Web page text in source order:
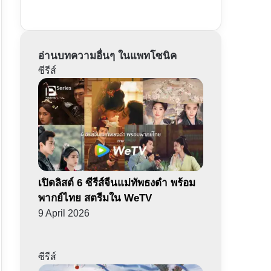
อ่านบทความอื่นๆ ในแพทโซนิค
ซีรีส์
เปิดลิสต์ 6 ซีรีส์จีนแม่ทัพธงดำ พร้อม
พากย์ไทย สตรีมใน WeTV
9 April 2026
ซีรีส์